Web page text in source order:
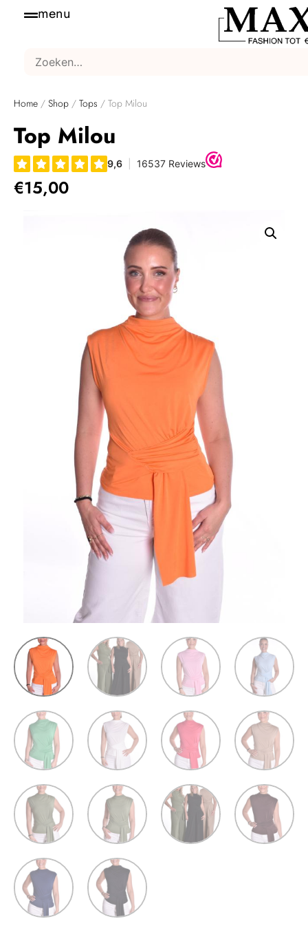
menu
Home / Shop / Tops / Top Milou
Top Milou
€15,00